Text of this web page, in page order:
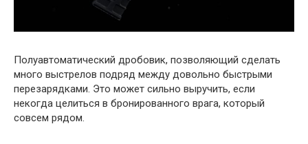
Полуавтоматический дробовик, позволяющий сделать
много выстрелов подряд между довольно быстрыми
перезарядками. Это может сильно выручить, если
некогда целиться в бронированного врага, который
совсем рядом.